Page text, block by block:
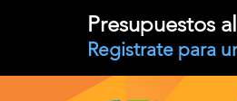
Presupuestos
Registrate para